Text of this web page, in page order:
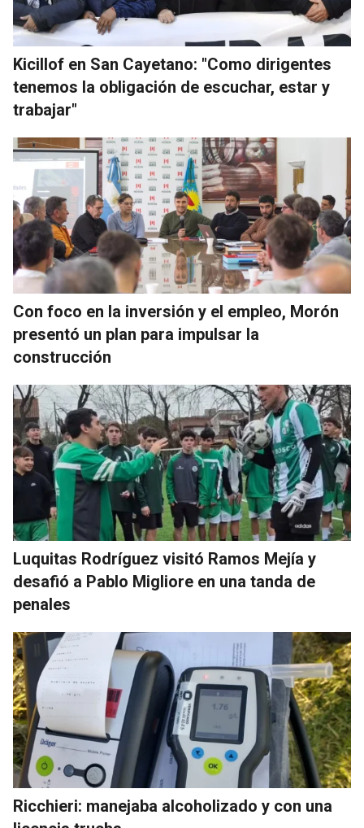
Kicillof en San Cayetano: "Como dirigentes
tenemos la obligación de escuchar, estar y
trabajar"
Con foco en la inversión y el empleo, Morón
presentó un plan para impulsar la
construcción
Luquitas Rodríguez visitó Ramos Mejía y
desafió a Pablo Migliore en una tanda de
penales
Ricchieri: manejaba alcoholizado y con una